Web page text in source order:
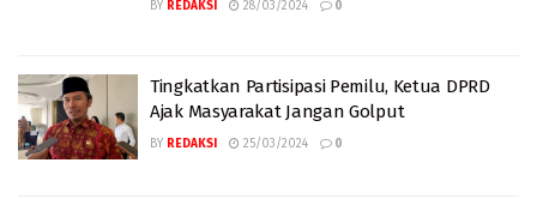
BY REDAKSI 28/03/2024 0
Tingkatkan Partisipasi Pemilu, Ketua DPRD
Ajak Masyarakat Jangan Golput
BY REDAKSI 25/03/2024 0